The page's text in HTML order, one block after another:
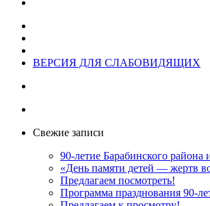
ВЕРСИЯ ДЛЯ СЛАБОВИДЯЩИХ
Свежие записи
90-летие Барабинского
«День памяти детей — жертв
Предлагаем посмотреть!
Программа празднования 90-